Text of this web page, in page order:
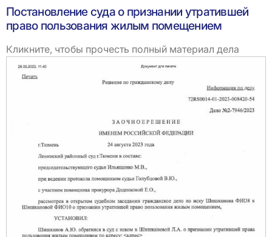
Постановление суда о признании утратившей
право пользования жилым помещением
Кликните, чтобы прочесть полный материал дела